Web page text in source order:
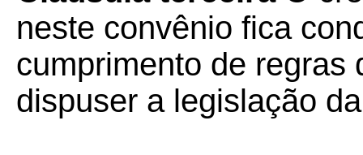
neste convênio fica
cumprimento de regras
dispuser a legislação